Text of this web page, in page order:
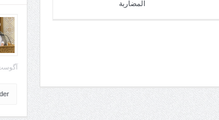
المضاربة
آگوست 02,